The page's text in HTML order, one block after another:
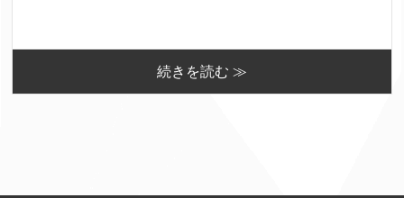
続きを読む ≫